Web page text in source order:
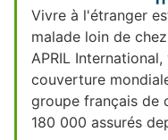
Vivre à l'étranger
malade loin de
APRIL
couverture
groupe français de
180 000 assurés